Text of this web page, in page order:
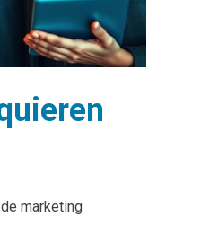
marketing